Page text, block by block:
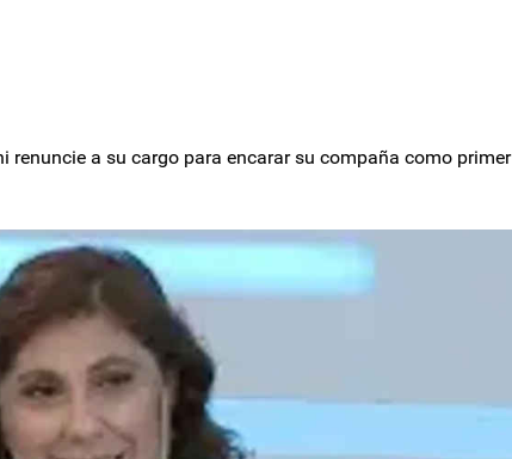
renuncie a su cargo para encarar su compaña como primer